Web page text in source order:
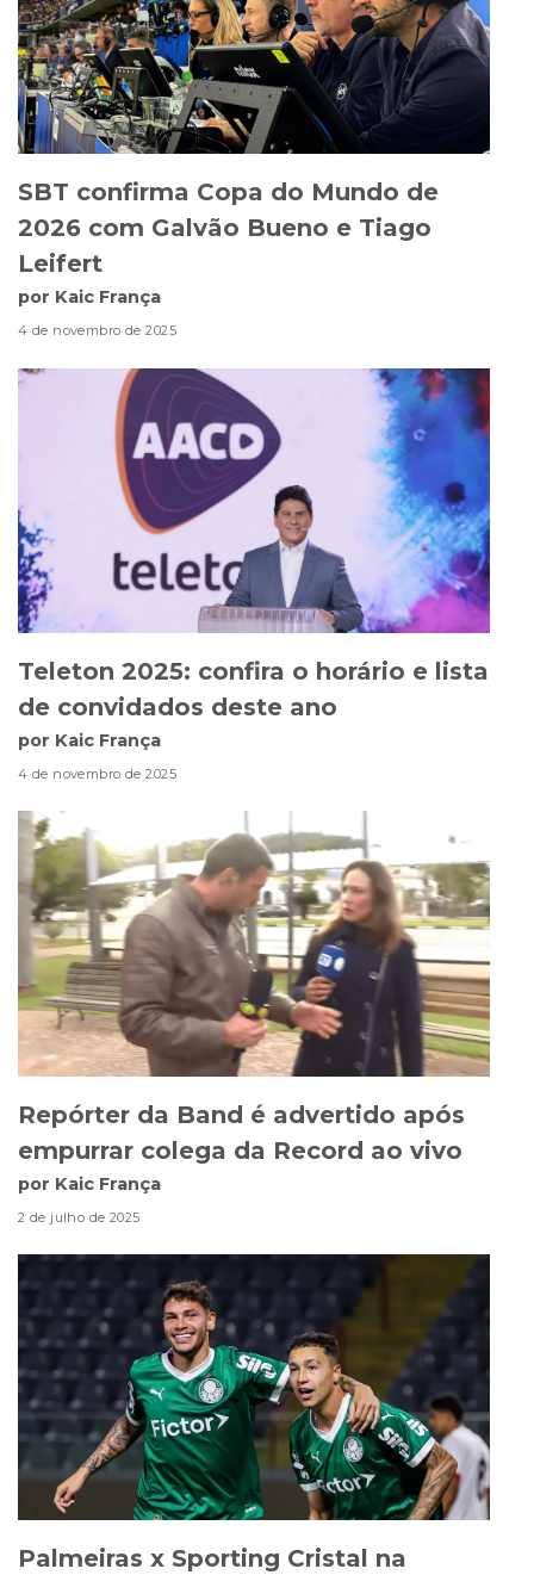
SBT confirma Copa do Mundo de
2026 com Galvão Bueno e Tiago
Leifert
por Kaic França
4 de novembro de 2025
Teleton 2025: confira o horário e lista
de convidados deste ano
por Kaic França
4 de novembro de 2025
Repórter da Band é advertido após
empurrar colega da Record ao vivo
por Kaic França
2 de julho de 2025
Palmeiras x Sporting Cristal na